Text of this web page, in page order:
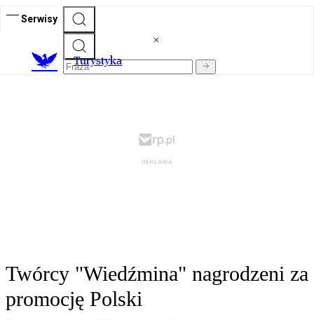
Serwisy
Turystyka
Twórcy "Wiedźmina" nagrodzeni za
promocję Polski